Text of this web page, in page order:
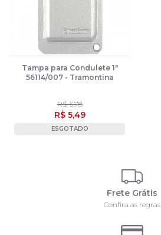
Tampa para Condulete 1"
56114/007 - Tramontina
R$ 5,78
R$ 5,49
ESGOTADO
Frete Grátis
Confira as regras